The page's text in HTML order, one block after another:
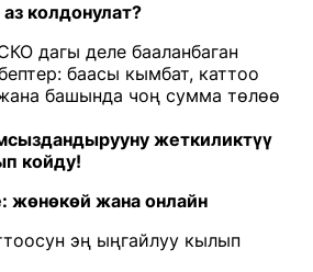
колдонулат?
дагы деле бааланбаган
баасы кымбат, каттоо
башында чоң сумма төлөө
жеткиликтүү
койду!
жөнөкөй жана онлайн
эң ыңгайлуу кылып